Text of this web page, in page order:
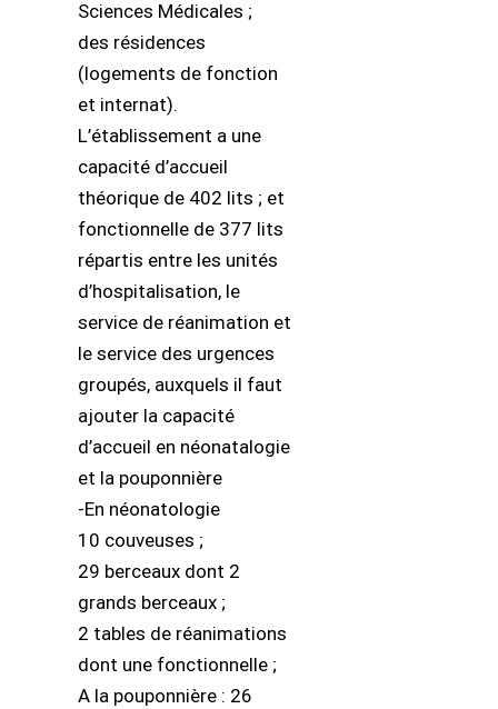
Sciences Médicales ;
des résidences
(logements de fonction
et internat).
L’établissement a une
capacité d’accueil
théorique de 402 lits ; et
fonctionnelle de 377 lits
répartis entre les unités
d’hospitalisation, le
service de réanimation et
le service des urgences
groupés, auxquels il faut
ajouter la capacité
d’accueil en néonatalogie
et la pouponnière
-En néonatologie
10 couveuses ;
29 berceaux dont 2
grands berceaux ;
2 tables de réanimations
dont une fonctionnelle ;
A la pouponnière : 26